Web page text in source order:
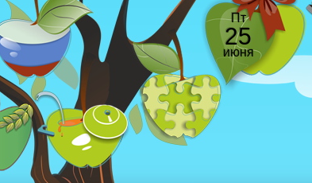
Пт
25
июня